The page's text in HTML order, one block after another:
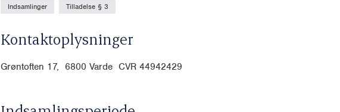
Indsamlinger Tilladelse § 3
Kontaktoplysninger
Grøntoften 17, 6800 Varde CVR 44942429